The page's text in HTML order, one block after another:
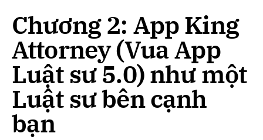
Chương 2: App King
Attorney (Vua App
Luật sư 5.0) như một
Luật sư bên cạnh
bạn